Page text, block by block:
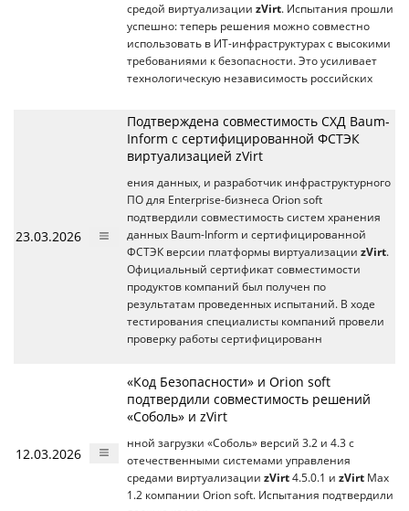
средой виртуализации zVirt. Испытания прошли
успешно: теперь решения можно совместно
использовать в ИТ-инфраструктурах с высокими
требованиями к безопасности. Это усиливает
технологическую независимость российских
23.03.2026
Подтверждена совместимость СХД Baum-
Inform с сертифицированной ФСТЭК
виртуализацией zVirt
ения данных, и разработчик инфраструктурного
ПО для Enterprise-бизнеса Orion soft
подтвердили совместимость систем хранения
данных Baum-Inform и сертифицированной
ФСТЭК версии платформы виртуализации zVirt.
Официальный сертификат совместимости
продуктов компаний был получен по
результатам проведенных испытаний. В ходе
тестирования специалисты компаний провели
проверку работы сертифицированн
12.03.2026
«Код Безопасности» и Orion soft
подтвердили совместимость решений
«Соболь» и zVirt
нной загрузки «Соболь» версий 3.2 и 4.3 с
отечественными системами управления
средами виртуализации zVirt 4.5.0.1 и zVirt Max
1.2 компании Orion soft. Испытания подтвердили